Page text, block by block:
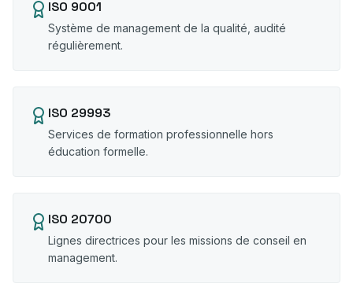
ISO 9001
Système de management de la qualité, audité
régulièrement.
ISO 29993
Services de formation professionnelle hors
éducation formelle.
ISO 20700
Lignes directrices pour les missions de conseil en
management.